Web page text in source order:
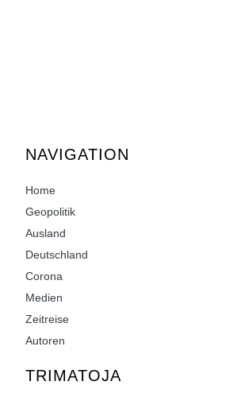
NAVIGATION
Home
Geopolitik
Ausland
Deutschland
Corona
Medien
Zeitreise
Autoren
TRIMATOJA